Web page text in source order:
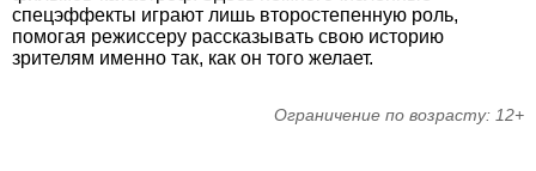
спецэффекты играют лишь второстепенную роль,
помогая режиссеру рассказывать свою историю
зрителям именно так, как он того желает.
Ограничение по возрасту: 12+